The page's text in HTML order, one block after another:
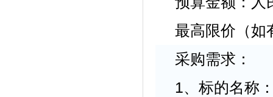
最高限价（如
采购需求：
1、标的名称